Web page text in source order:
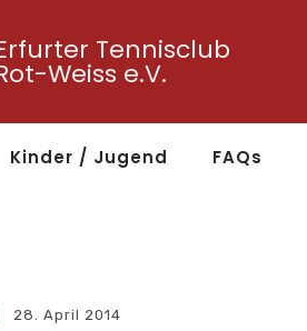
Tennisclub
Weiss e.V.
Kinder / Jugend FAQs
28. April 2014